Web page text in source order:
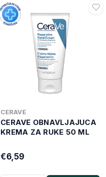
CERAVE
CERAVE OBNAVLJAJUCA
KREMA ZA RUKE 50 ML
€6,59